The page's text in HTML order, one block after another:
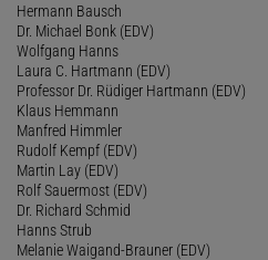
Hermann Bausch
Dr. Michael Bonk (EDV)
Wolfgang Hanns
Laura C. Hartmann (EDV)
Professor Dr. Rüdiger Hartmann (EDV)
Klaus Hemmann
Manfred Himmler
Rudolf Kempf (EDV)
Martin Lay (EDV)
Rolf Sauermost (EDV)
Dr. Richard Schmid
Hanns Strub
Melanie Waigand-Brauner (EDV)